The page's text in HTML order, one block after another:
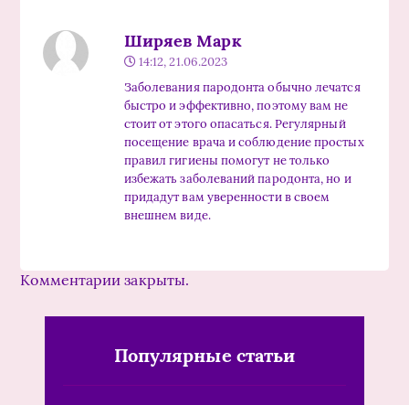
Ширяев Марк
14:12, 21.06.2023
Заболевания пародонта обычно лечатся
быстро и эффективно, поэтому вам не
стоит от этого опасаться. Регулярный
посещение врача и соблюдение простых
правил гигиены помогут не только
избежать заболеваний пародонта, но и
придадут вам уверенности в своем
внешнем виде.
Комментарии закрыты.
Популярные статьи